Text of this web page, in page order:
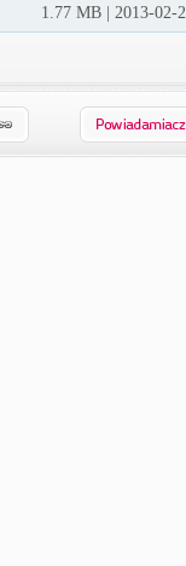
1.77 MB | 2013-02-